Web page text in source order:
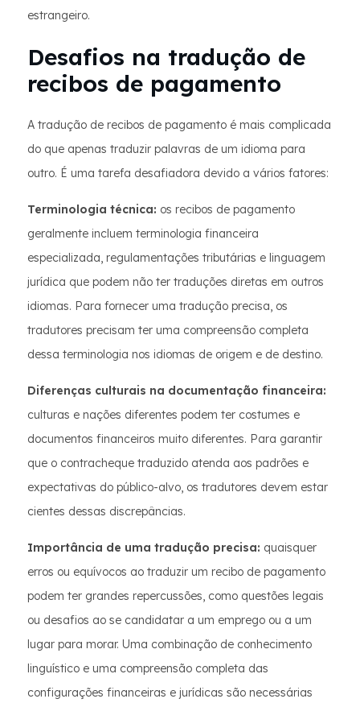
estrangeiro.
Desafios na tradução de
recibos de pagamento
A tradução de recibos de pagamento é mais complicada
do que apenas traduzir palavras de um idioma para
outro. É uma tarefa desafiadora devido a vários fatores:
Terminologia técnica: os recibos de pagamento
geralmente incluem terminologia financeira
especializada, regulamentações tributárias e linguagem
jurídica que podem não ter traduções diretas em outros
idiomas. Para fornecer uma tradução precisa, os
tradutores precisam ter uma compreensão completa
dessa terminologia nos idiomas de origem e de destino.
Diferenças culturais na documentação financeira:
culturas e nações diferentes podem ter costumes e
documentos financeiros muito diferentes. Para garantir
que o contracheque traduzido atenda aos padrões e
expectativas do público-alvo, os tradutores devem estar
cientes dessas discrepâncias.
Importância de uma tradução precisa: quaisquer
erros ou equívocos ao traduzir um recibo de pagamento
podem ter grandes repercussões, como questões legais
ou desafios ao se candidatar a um emprego ou a um
lugar para morar. Uma combinação de conhecimento
linguístico e uma compreensão completa das
configurações financeiras e jurídicas são necessárias